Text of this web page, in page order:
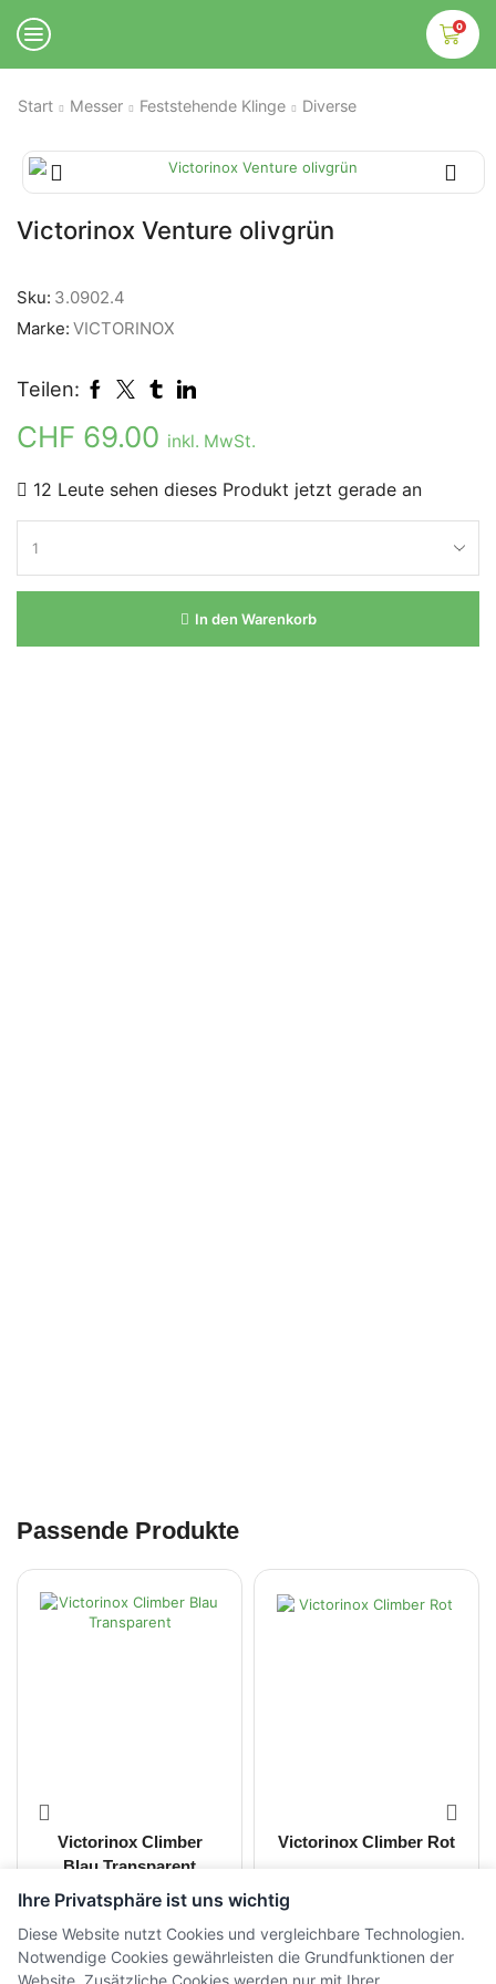
0
Start Messer Feststehende Klinge Diverse
Victorinox Venture olivgrün
Sku: 3.0902.4
Marke: VICTORINOX
Teilen:
CHF 69.00 inkl. MwSt.
12 Leute sehen dieses Produkt jetzt gerade an
In den Warenkorb
Passende Produkte
Victorinox Climber
Blau Transparent
Victorinox Climber Rot
Ihre Privatsphäre ist uns wichtig
Diese Website nutzt Cookies und vergleichbare Technologien.
Notwendige Cookies gewährleisten die Grundfunktionen der
Website. Zusätzliche Cookies werden nur mit Ihrer